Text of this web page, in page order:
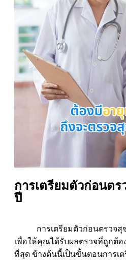
การเตรียมตัวก่อนต
ปี
การเตรียมตัวก่อนตรวจสุข
เพื่อให้คุณได้รับผลตรวจที่ถูกต้อ
ที่สุด ข้างต้นนี้เป็นขั้นตอนการเ